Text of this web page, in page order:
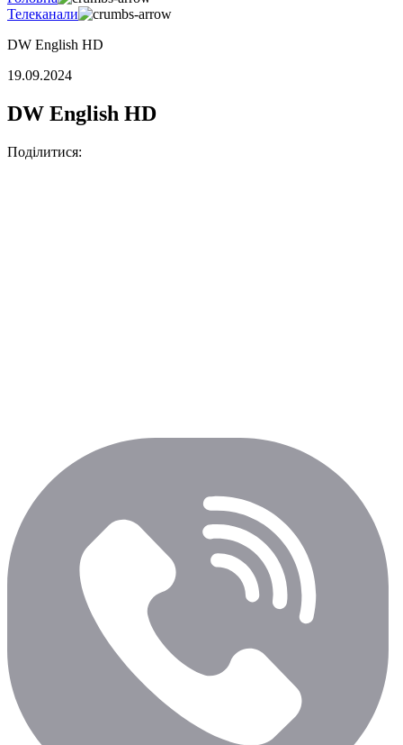
Телеканали
DW English HD
19.09.2024
DW English HD
Поділитися: